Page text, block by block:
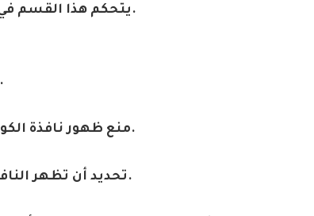
يتحكم هذا القسم .
.
منع ظهور نافذة.
تحديد أن تظهر .